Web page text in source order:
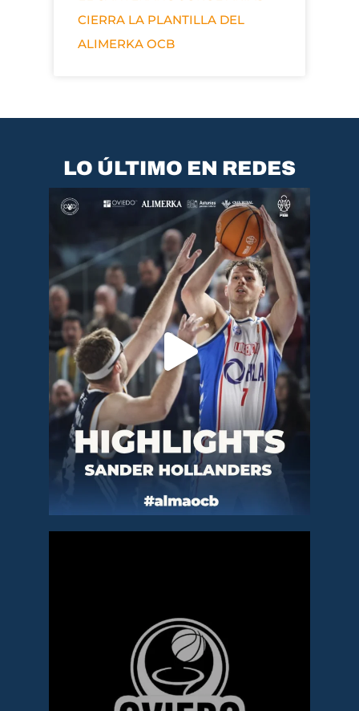
CIERRA LA PLANTILLA DEL
ALIMERKA OCB
LO ÚLTIMO EN REDES